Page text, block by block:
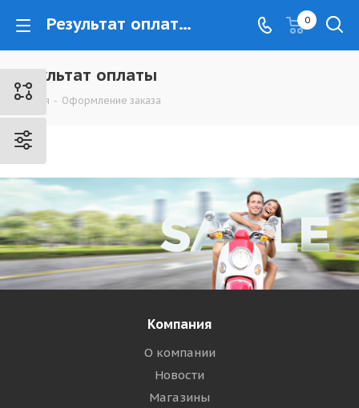
Результат оплаты - www.kovrovec.ru 0
Результат оплаты
Главная - Оформление заказа
Компания
О компании
Новости
Магазины